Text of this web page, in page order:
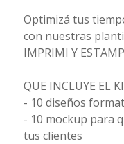
Optimizá tus
con nuestras
IMPRIMI Y
QUE INCLUYE EL
- 10 diseños
- 10 mockup para
tus clientes